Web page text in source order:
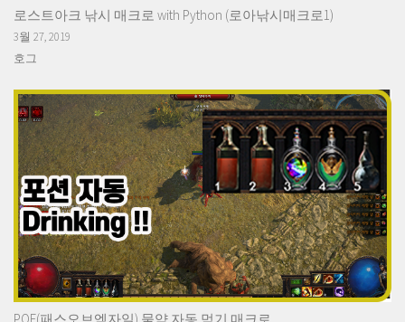
로스트아크 낚시 매크로 with Python (로아낚시매크로1)
3월 27, 2019
호그